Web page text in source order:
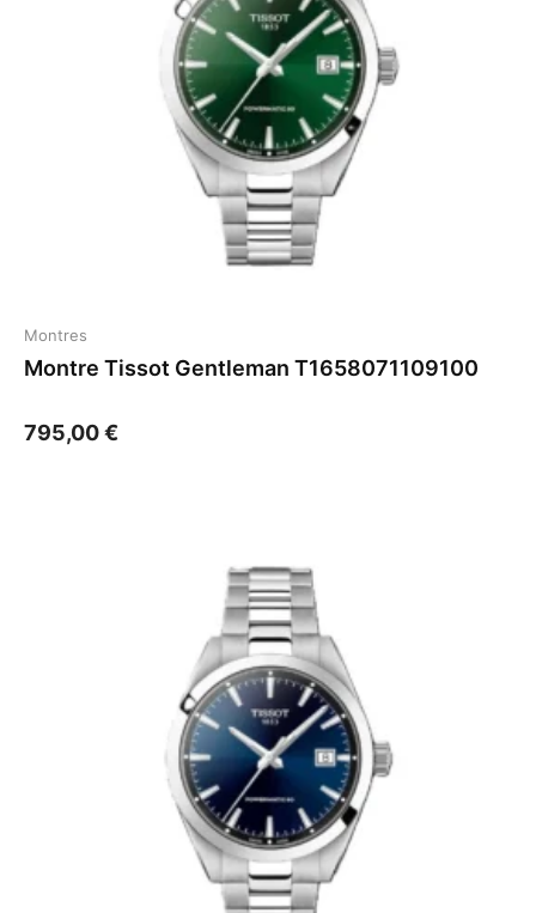
Montres
Montre Tissot Gentleman T1658071109100
795,00€